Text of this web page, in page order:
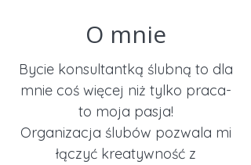
O mnie
Bycie konsultantką ślubną to dla
mnie coś więcej niż tylko praca-
to moja pasja!
Organizacja ślubów pozwala mi
łączyć kreatywność z